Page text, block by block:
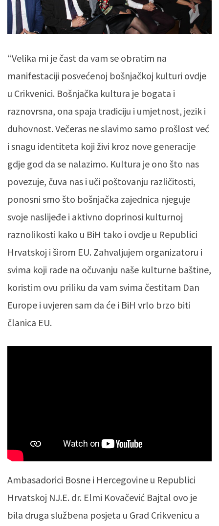
“Velika mi je čast da vam se obratim na
manifestaciji posvećenoj bošnjačkoj kulturi ovdje
u Crikvenici. Bošnjačka kultura je bogata i
raznovrsna, ona spaja tradiciju i umjetnost, jezik i
duhovnost. Večeras ne slavimo samo prošlost već
i snagu identiteta koji živi kroz nove generacije
gdje god da se nalazimo. Kultura je ono što nas
povezuje, čuva nas i uči poštovanju različitosti,
ponosni smo što bošnjačka zajednica njeguje
svoje naslijeđe i aktivno doprinosi kulturnoj
raznolikosti kako u BiH tako i ovdje u Republici
Hrvatskoj i širom EU. Zahvaljujem organizatoru i
svima koji rade na očuvanju naše kulturne baštine,
koristim ovu priliku da vam svima čestitam Dan
Europe i uvjeren sam da će i BiH vrlo brzo biti
članica EU.
Ambasadorici Bosne i Hercegovine u Republici
Hrvatskoj NJ.E. dr. Elmi Kovačević Bajtal ovo je
bila druga službena posjeta u Grad Crikvenicu a